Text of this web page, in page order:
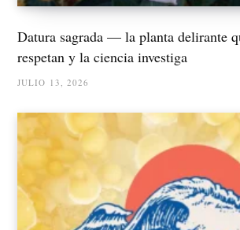
Datura sagrada — la planta delirante
respetan y la ciencia investiga
JULIO 13, 2026